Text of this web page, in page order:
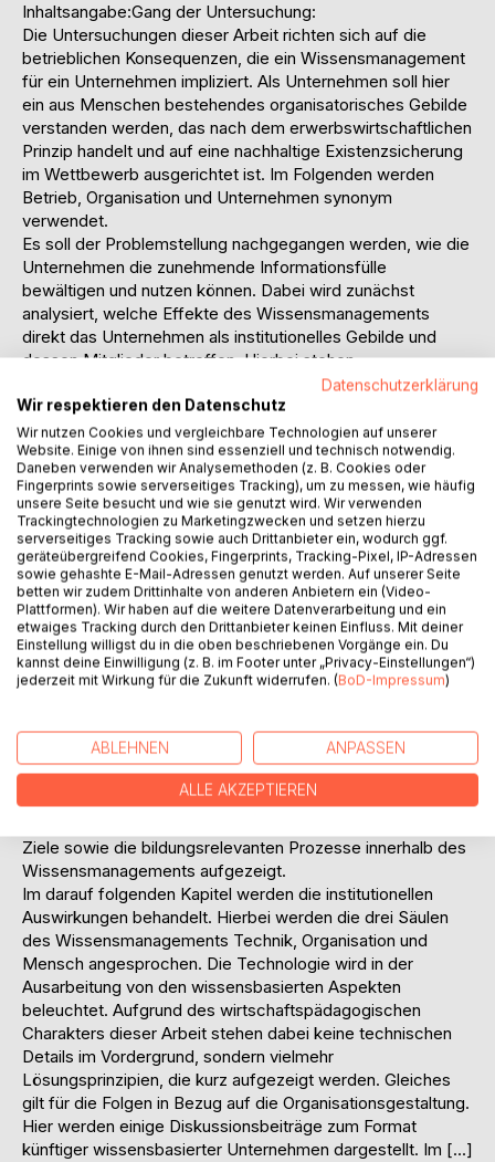
Inhaltsangabe:Gang der Untersuchung:
Die Untersuchungen dieser Arbeit richten sich auf die
betrieblichen Konsequenzen, die ein Wissensmanagement
für ein Unternehmen impliziert. Als Unternehmen soll hier
ein aus Menschen bestehendes organisatorisches Gebilde
verstanden werden, das nach dem erwerbswirtschaftlichen
Prinzip handelt und auf eine nachhaltige Existenzsicherung
im Wettbewerb ausgerichtet ist. Im Folgenden werden
Betrieb, Organisation und Unternehmen synonym
verwendet.
Es soll der Problemstellung nachgegangen werden, wie die
Unternehmen die zunehmende Informationsfülle
bewältigen und nutzen können. Dabei wird zunächst
analysiert, welche Effekte des Wissensmanagements
direkt das Unternehmen als institutionelles Gebilde und
dessen Mitglieder betreffen. Hierbei stehen
technologische, organisationale und kulturelle Aspekte im
Vordergrund. Im Anschluss daran werden die
Konsequenzen für die Mitarbeiter im Hinblick auf diese
vielschichtigen Auswirkungen herausgestellt.
Im Kernpunkt wird untersucht, welche Auswirkungen die
betriebliche Bildungsarbeit betreffen, die durch ein
angewendetes Wissensmanagement hervorgerufen
werden. Dabei soll analysiert werden, in welcher Weise die
Bildungsarbeit agieren bzw. reagieren kann. Es wird die
Gestaltung der situativen Bildungsarrangements ebenso
betrachtet, wie die grundlegenden Einstellungen auf der
Ebene des Bildungsmanagements. Es soll herausgestellt
werden, in welcher Weise sich die Rollen der beteiligten
Personen, also die der Lehrenden und Lernenden, vor dem
verändern.
Ausgehend vom oben genannten
Untersuchungsschwerpunkt werden zunächst die
Grundlagen des Wissensmanagements dargestellt. Es
Ziele sowie die bildungsrelevanten Prozesse innerhalb des
Wissensmanagements aufgezeigt.
Im darauf folgenden Kapitel werden die institutionellen
Auswirkungen behandelt. Hierbei werden die drei Säulen
des Wissensmanagements Technik, Organisation und
Mensch angesprochen. Die Technologie wird in der
Ausarbeitung von den wissensbasierten Aspekten
beleuchtet. Aufgrund des wirtschaftspädagogischen
Charakters dieser Arbeit stehen dabei keine technischen
Details im Vordergrund, sondern vielmehr
Lösungsprinzipien, die kurz aufgezeigt werden. Gleiches
gilt für die Folgen in Bezug auf die Organisationsgestaltung.
Hier werden einige Diskussionsbeiträge zum Format
künftiger wissensbasierter Unternehmen dargestellt. Im […]
Datenschutzerklärung
Wir respektieren den Datenschutz
Wir nutzen Cookies und vergleichbare Technologien auf unserer
Website. Einige von ihnen sind essenziell und technisch notwendig.
Daneben verwenden wir Analysemethoden (z. B. Cookies oder
Fingerprints sowie serverseitiges Tracking), um zu messen, wie häufig
unsere Seite besucht und wie sie genutzt wird. Wir verwenden
Trackingtechnologien zu Marketingzwecken und setzen hierzu
serverseitiges Tracking sowie auch Drittanbieter ein, wodurch ggf.
geräteübergreifend Cookies, Fingerprints, Tracking-Pixel, IP-Adressen
sowie gehashte E-Mail-Adressen genutzt werden. Auf unserer Seite
betten wir zudem Drittinhalte von anderen Anbietern ein (Video-
Plattformen). Wir haben auf die weitere Datenverarbeitung und ein
etwaiges Tracking durch den Drittanbieter keinen Einfluss. Mit deiner
Einstellung willigst du in die oben beschriebenen Vorgänge ein. Du
kannst deine Einwilligung (z. B. im Footer unter „Privacy-Einstellungen“)
jederzeit mit Wirkung für die Zukunft widerrufen. (BoD-Impressum)
ABLEHNEN ANPASSEN
ALLE AKZEPTIEREN